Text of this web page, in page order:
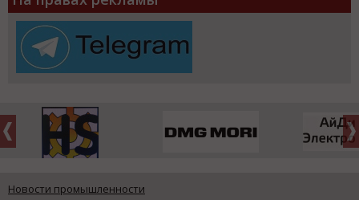
Новости промышленности